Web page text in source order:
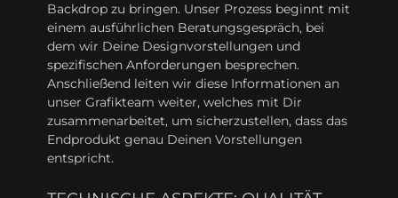
Backdrop zu bringen. Unser Prozess beginnt mit
einem ausführlichen Beratungsgespräch, bei
dem wir Deine Designvorstellungen und
spezifischen Anforderungen besprechen.
Anschließend leiten wir diese Informationen an
unser Grafikteam weiter, welches mit Dir
zusammenarbeitet, um sicherzustellen, dass das
Endprodukt genau Deinen Vorstellungen
entspricht.